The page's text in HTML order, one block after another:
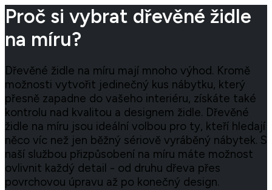
Proč si vybrat dřevěné židle
na míru?
Dřevěné židle na míru mají mnoho výhod. Kromě
možnosti vytvořit jedinečný kus nábytku, který
přesně zapadne do vašeho interiéru, získáte také
kontrolu nad kvalitou a designem židle. Dřevěné
židle na míru jsou ideální volbou pro ty, kteří hledají
něco víc než jen běžný sériově vyráběný nábytek. S
naší službou přizpůsobení na míru máte možnost
ovlivnit každý detail - od druhu dřeva přes
povrchovou úpravu až po konečný design.